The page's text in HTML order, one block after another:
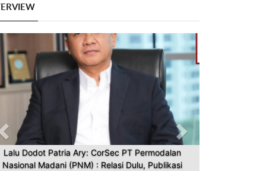
Lalu Dodot Patria Ary: CorSec PT Permodalan
Nasional Madani (PNM) : Relasi Dulu, Publikasi
Previous Next